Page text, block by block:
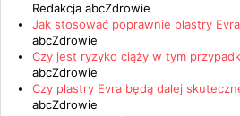
Redakcja abcZdrowie
Jak stosować poprawnie plastry
abcZdrowie
Czy jest ryzyko ciąży w tym
abcZdrowie
Czy plastry Evra będą dalej
abcZdrowie